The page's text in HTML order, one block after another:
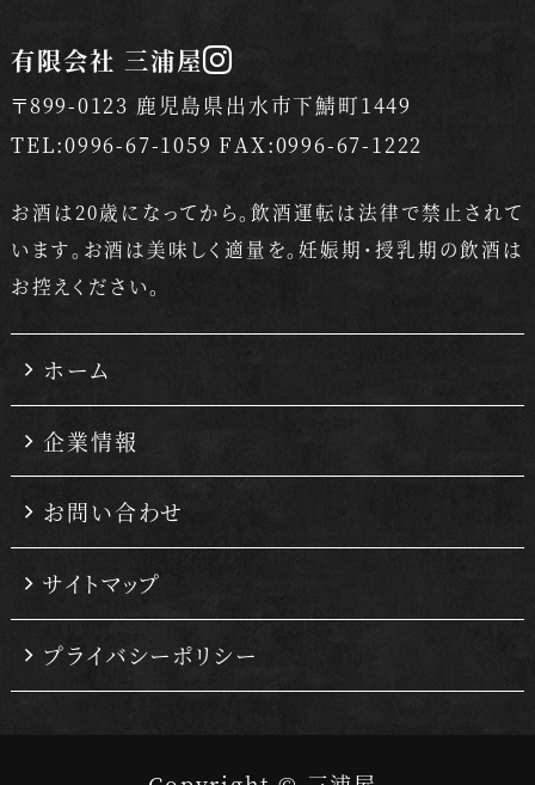
有限会社 三浦屋
〒899-0123 鹿児島県出水市下鯖町1449
TEL:0996-67-1059 FAX:0996-67-1222
お酒は20歳になってから。飲酒運転は法律で禁止されて
います。 お酒は美味しく適量を。妊娠期・授乳期の飲酒は
お控えください。
ホーム
企業情報
お問い合わせ
サイトマップ
プライバシーポリシー